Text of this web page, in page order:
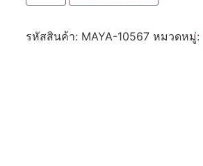
รหัสสินค้า: MAYA-10567 หมวดหมู่: